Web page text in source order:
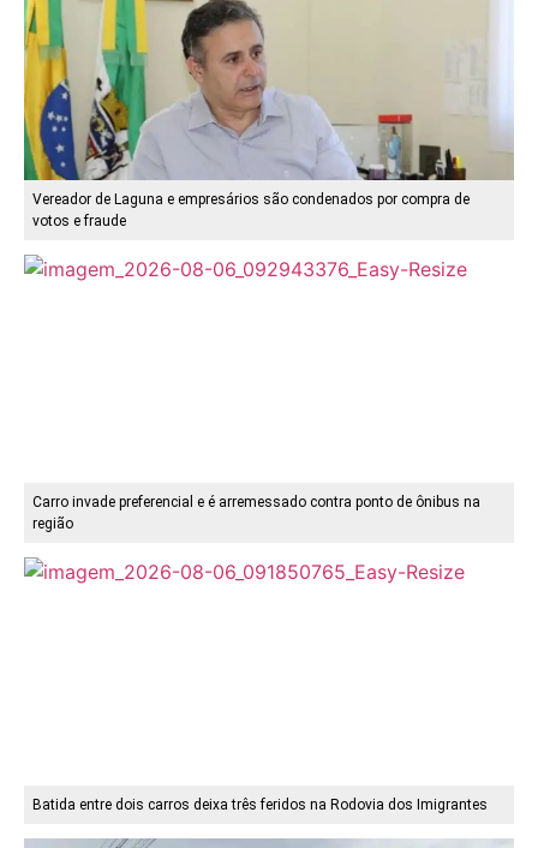
Vereador de Laguna e empresários são condenados por compra de
votos e fraude
Carro invade preferencial e é arremessado contra ponto de ônibus na
região
Batida entre dois carros deixa três feridos na Rodovia dos Imigrantes